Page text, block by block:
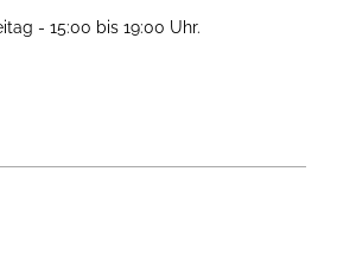
- 15:00 bis 19:00 Uhr.